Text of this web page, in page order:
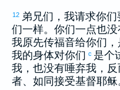
12 弟兄们，我请求你
们一样。你们一点也没
我原先传福音给你们
我的身体对你们 c 是个
我，也没有唾弃我，
者、如同接受基督耶稣